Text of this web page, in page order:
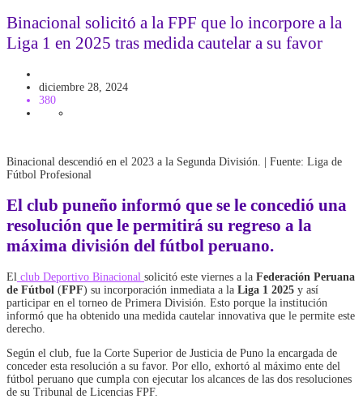
Binacional solicitó a la FPF que lo incorpore a la
Liga 1 en 2025 tras medida cautelar a su favor
diciembre 28, 2024
380
Binacional descendió en el 2023 a la Segunda División. | Fuente: Liga de
Fútbol Profesional
El club puneño informó que se le concedió una
resolución que le permitirá su regreso a la
máxima división del fútbol peruano.
El club Deportivo Binacional solicitó este viernes a la Federación Peruana
de Fútbol (FPF) su incorporación inmediata a la Liga 1 2025 y así
participar en el torneo de Primera División. Esto porque la institución
informó que ha obtenido una medida cautelar innovativa que le permite este
derecho.
Según el club, fue la Corte Superior de Justicia de Puno la encargada de
conceder esta resolución a su favor. Por ello, exhortó al máximo ente del
fútbol peruano que cumpla con ejecutar los alcances de las dos resoluciones
de su Tribunal de Licencias FPF.